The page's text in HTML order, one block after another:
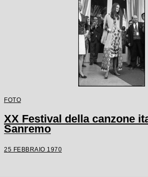
FOTO
XX Festival della canzone
Sanremo
25 FEBBRAIO 1970